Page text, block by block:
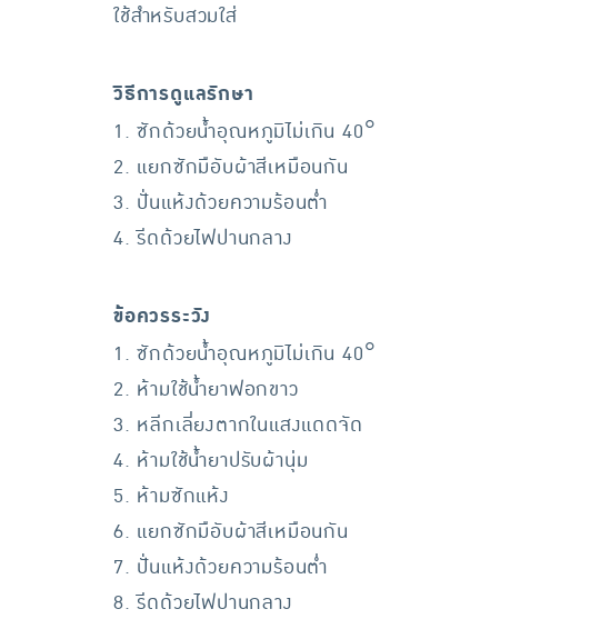
ใช้สำหรับสวมใส่
วิธีการดูแลรักษา
1. ซักด้วยน้ำอุณหภูมิไม่เกิน 40°
2. แยกซักมือับผ้าสีเหมือนกัน
3. ปั่นแห้งด้วยความร้อนต่ำ
4. รีดด้วยไฟปานกลาง
ข้อควรระวัง
1. ซักด้วยน้ำอุณหภูมิไม่เกิน 40°
2. ห้ามใช้น้ำยาฟอกขาว
3. หลีกเลี่ยงตากในแสงแดดจัด
4. ห้ามใช้น้ำยาปรับผ้านุ่ม
5. ห้ามซักแห้ง
6. แยกซักมือับผ้าสีเหมือนกัน
7. ปั่นแห้งด้วยความร้อนต่ำ
8. รีดด้วยไฟปานกลาง